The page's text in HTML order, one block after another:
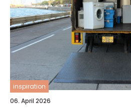
inspiration
06. April 2026